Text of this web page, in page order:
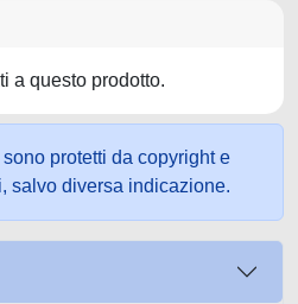
a questo prodotto.
sono protetti da copyright e
salvo diversa indicazione.